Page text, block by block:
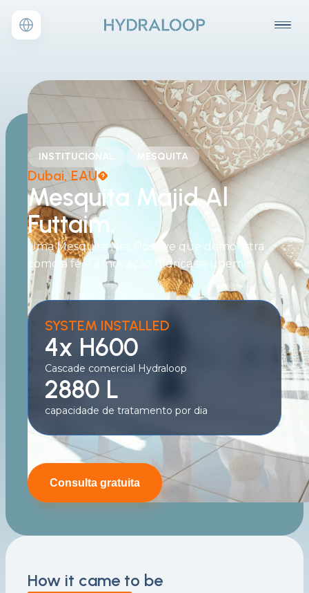
INSTITUCIONAL MESQUITA
Dubai, EAU�
Mesquita Majid Al
Futtaim.
Uma Mesquita Net Positive que demonstra
como a fé e a inovação hídrica se unem.
SYSTEM INSTALLED
4x H600
Cascade comercial Hydraloop
2880 L
capacidade de tratamento por dia
Consulta gratuita
How it came to be